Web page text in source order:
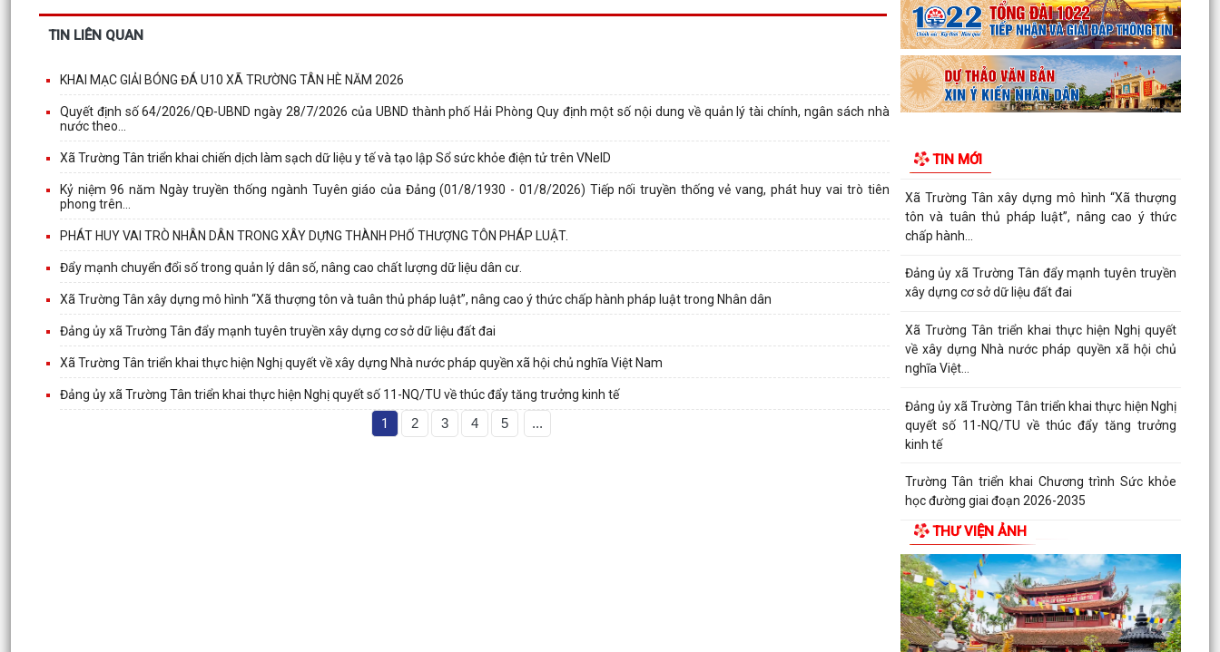
TIN LIÊN QUAN
KHAI MẠC GIẢI BÓNG ĐÁ U10 XÃ TRƯỜNG TÂN HÈ NĂM 2026
Quyết định số 64/2026/QĐ-UBND ngày 28/7/2026 của UBND thành phố Hải Phòng Quy định một số nội dung về quản lý tài chính, ngân sách nhà
nước theo...
Xã Trường Tân triển khai chiến dịch làm sạch dữ liệu y tế và tạo lập Sổ sức khỏe điện tử trên VNeID
Kỷ niệm 96 năm Ngày truyền thống ngành Tuyên giáo của Đảng (01/8/1930 - 01/8/2026) Tiếp nối truyền thống vẻ vang, phát huy vai trò tiên
phong trên...
PHÁT HUY VAI TRÒ NHÂN DÂN TRONG XÂY DỰNG THÀNH PHỐ THƯỢNG TÔN PHÁP LUẬT.
Đẩy mạnh chuyển đổi số trong quản lý dân số, nâng cao chất lượng dữ liệu dân cư.
Xã Trường Tân xây dựng mô hình “Xã thượng tôn và tuân thủ pháp luật”, nâng cao ý thức chấp hành pháp luật trong Nhân dân
Đảng ủy xã Trường Tân đẩy mạnh tuyên truyền xây dựng cơ sở dữ liệu đất đai
Xã Trường Tân triển khai thực hiện Nghị quyết về xây dựng Nhà nước pháp quyền xã hội chủ nghĩa Việt Nam
Đảng ủy xã Trường Tân triển khai thực hiện Nghị quyết số 11-NQ/TU về thúc đẩy tăng trưởng kinh tế
1 2 3 4 5 ...
TIN MỚI
Kỷ niệm 96 năm Ngày truyền thống ngành
Tuyên giáo của Đảng (01/8/1930 - 01/8/2026)
Tiếp nối truyền...
PHÁT HUY VAI TRÒ NHÂN DÂN TRONG XÂY
DỰNG THÀNH PHỐ THƯỢNG TÔN PHÁP LUẬT.
nâng cao chất lượng dữ liệu dân cư.
Xã Trường Tân xây dựng mô hình “Xã thượng
tôn và tuân thủ pháp luật”, nâng cao ý thức
chấp hành...
Đảng ủy xã Trường Tân đẩy mạnh tuyên truyền
xây dựng cơ sở dữ liệu đất đai
Xã Trường Tân triển khai thực hiện Nghị quyết
về xây dựng Nhà nước pháp quyền xã hội chủ
nghĩa Việt...
Đảng ủy xã Trường Tân triển khai thực hiện Nghị
quyết số 11-NQ/TU về thúc đẩy tăng trưởng
kinh tế
Trường Tân triển khai Chương trình Sức khỏe
học đường giai đoạn 2026-2035
THỦ ĐOẠN LỪA ĐẢO GIẢ DANH CÁN BỘ, NHÂN
VIÊN CƠ QUAN BẢO HIỂM XÃ HỘI (BHXH)
Xã Trường Tân tăng cường phân loại chất thải
rắn sinh hoạt tại nguồn, thúc đẩy chuyển đổi
xanh
THƯ VIỆN ẢNH